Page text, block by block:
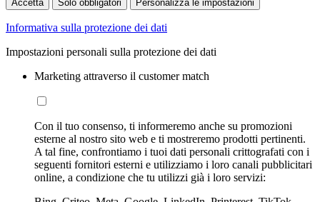
Accetta Solo obbligatori Personalizza le impostazioni
Informativa sulla protezione dei dati
Impostazioni personali sulla protezione dei dati
Marketing attraverso il customer match
Con il tuo consenso, ti informeremo anche su promozioni
esterne al nostro sito web e ti mostreremo prodotti pertinenti.
A tal fine, confrontiamo i tuoi dati personali crittografati con i
seguenti fornitori esterni e utilizziamo i loro canali pubblicitari
online, a condizione che tu utilizzi già i loro servizi: